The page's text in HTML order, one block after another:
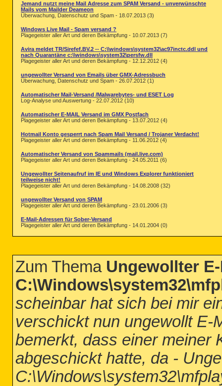
Jemand nutzt meine Mail Adresse zum SPAM Versand - unverwünschte
Mails vom Mailder Deameon
Überwachung, Datenschutz und Spam - 18.07.2013 (3)
Windows Live Mail - Spam versand ?
Plagegeister aller Art und deren Bekämpfung - 10.07.2013 (7)
Avira meldet TR/Sirefef.BV.2 -- C:\\windows\system32\ac97inctc.ddl und
nach Quarantäne c:\\windows\system32\persfw.dll
Plagegeister aller Art und deren Bekämpfung - 12.12.2012 (4)
ungewollter Versand von Emails über GMX-Adressbuch
Überwachung, Datenschutz und Spam - 26.07.2012 (1)
Automatischer Mail-Versand /Malwarebytes- und ESET Log
Log-Analyse und Auswertung - 22.07.2012 (10)
Automatischer E-MAIL Versand im GMX Postfach
Plagegeister aller Art und deren Bekämpfung - 13.07.2012 (4)
Hotmail Konto gesperrt nach Spam Mail Versand / Trojaner Verdacht!
Plagegeister aller Art und deren Bekämpfung - 11.06.2012 (4)
Automatischer Versand von Spammails (mail.live.com)
Plagegeister aller Art und deren Bekämpfung - 24.05.2011 (6)
Ungewollter Seitenaufruf im IE und Windows Explorer funktioniert
teilweise nicht!
Plagegeister aller Art und deren Bekämpfung - 14.08.2008 (32)
ungewollter Versand von SPAM
Plagegeister aller Art und deren Bekämpfung - 23.01.2006 (3)
E-Mail-Adressen für Sober-Versand
Plagegeister aller Art und deren Bekämpfung - 14.01.2004 (0)
Zum Thema Ungewollter
scheinbar hat sich bei mir
verschickt nun ungewollt E-
bemerkt, dass einer meiner
abgeschickt hatte, da -